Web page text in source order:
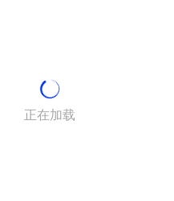
正在加载